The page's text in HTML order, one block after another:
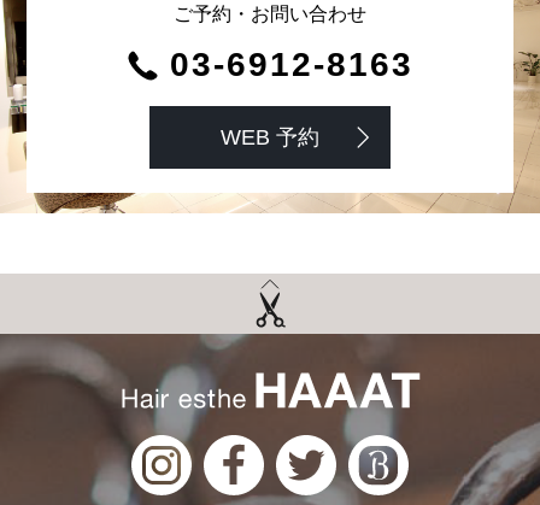
ご予約・お問い合わせ
03-6912-8163
WEB 予約